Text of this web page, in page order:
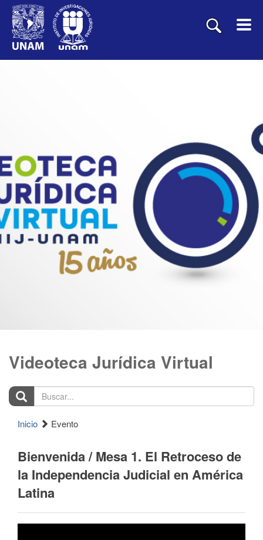
Videoteca Jurídica Virtual
Buscar...
Inicio Evento
Bienvenida / Mesa 1. El Retroceso de
la Independencia Judicial en América
Latina